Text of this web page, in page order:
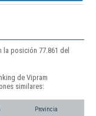
posición 77.861 del
de Vipram
similares:
Provincia